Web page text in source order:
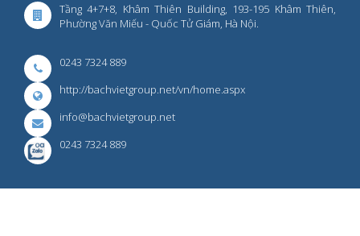
Tầng 4+7+8, Khâm Thiên Building, 193-195 Khâm Thiên,
Phường Văn Miếu - Quốc Tử Giám, Hà Nội.
0243 7324 889
http://bachvietgroup.net/vn/home.aspx
info@bachvietgroup.net
0243 7324 889